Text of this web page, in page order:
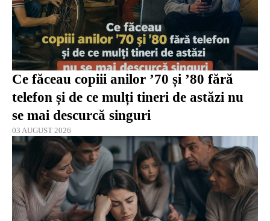
Ce făceau copiii anilor ’70 și ’80 fără
telefon și de ce mulți tineri de astăzi nu
se mai descurcă singuri
03 AUGUST 2026